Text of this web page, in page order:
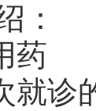
：
药
就诊